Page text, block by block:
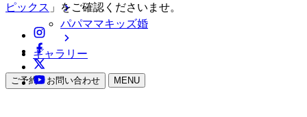
パパママキッズ婚
ギャラリー
ご予約・お問い合わせ MENU
ピックス 」をご確認くださいませ。